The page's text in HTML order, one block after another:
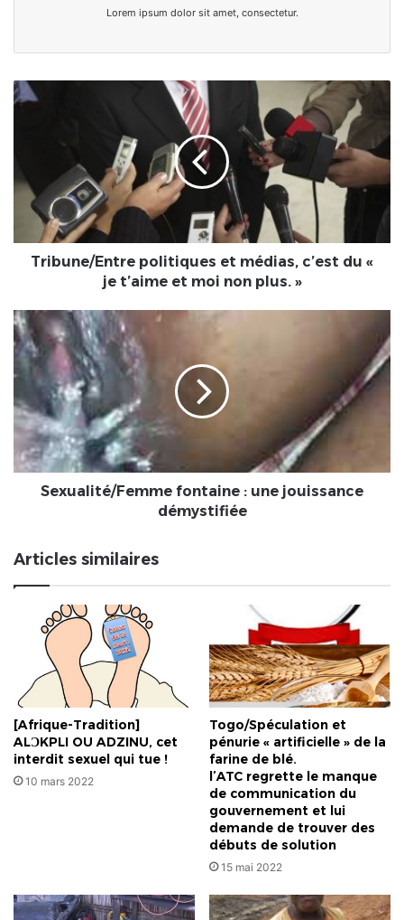
Lorem ipsum dolor sit amet, consectetur.
Tribune/Entre
politiques
du
t’aime
plus.
»
Tribune/Entre politiques et médias, c’est du «
je t’aime et moi non plus. »
Sexualité/Femme
fontaine
une
jouissance
démystifiée
Sexualité/Femme fontaine : une jouissance
démystifiée
Articles similaires
[Afrique-Tradition]
ALƆKPLI OU ADZINU, cet
interdit sexuel qui tue !
10 mars 2022
Togo/Spéculation et
pénurie « artificielle » de la
farine de blé.
l’ATC regrette le manque
de communication du
gouvernement et lui
demande de trouver des
débuts de solution
15 mai 2022